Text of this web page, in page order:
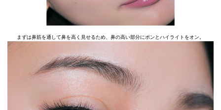
まずは鼻筋を通して鼻を高く見せるため、鼻の高い部分にポンとハイライトをオン。